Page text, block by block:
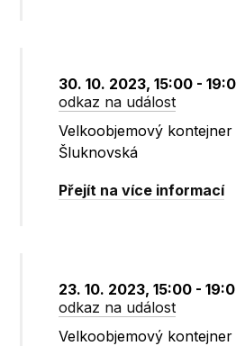
30. 10. 2023, 15:00 -
odkaz na událost
Velkoobjemový
Šluknovská
Přejít na více informací
23. 10. 2023, 15:00 -
odkaz na událost
Velkoobjemový